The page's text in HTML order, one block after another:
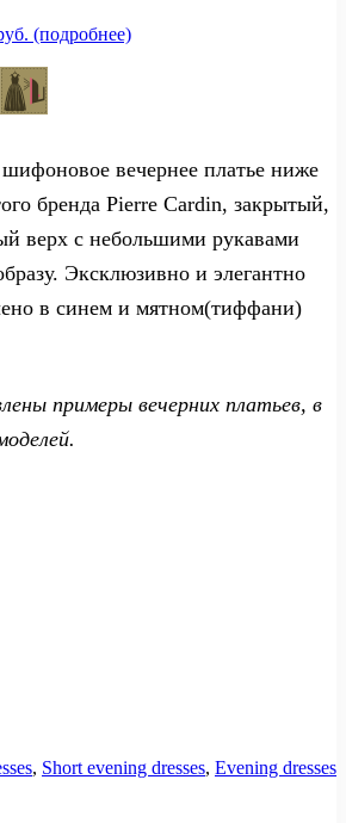
(подробнее)
вечернее платье ниже
бренда Pierre Cardin, закрытый,
верх с небольшими рукавами
Эксклюзивно и элегантно
в синем и мятном(тиффани)
примеры вечерних платьев, в
, Short evening dresses, Evening dresses